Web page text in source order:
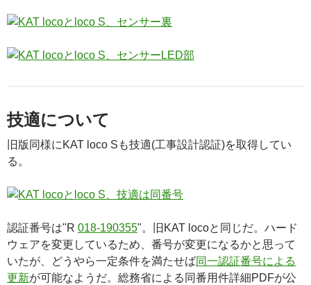
技適について
旧版同様にKAT loco Sも技適(工事設計認証)を取得してい
る。
認証番号は"R 018-190355"。旧KAT locoと同じだ。ハード
ウェアを変更しているため、番号が変更になるかと思って
いたが、どうやら一定条件を満たせば同一認証番号による
更新が可能なようだ。総務省による同番用件詳細PDFが公